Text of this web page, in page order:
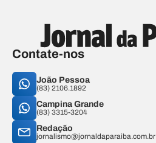
Contate-nos
João Pessoa
(83) 2106.1892
Campina Grande
(83) 3315-3204
Redação
jornalismo@jornaldaparaiba.com.br